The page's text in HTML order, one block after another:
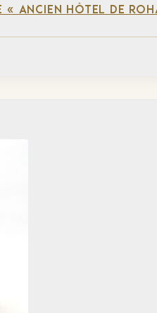
« ANCIEN HÔTEL DE